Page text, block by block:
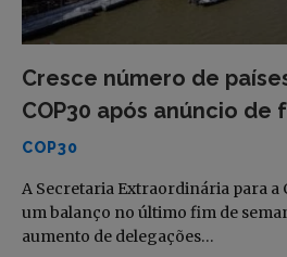
Cresce número de
COP30 após anúncio
COP30
A Secretaria Extraordinária para a
um balanço no último fim de
aumento de delegações…